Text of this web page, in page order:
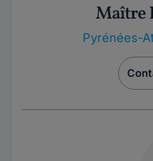
Maître
Pyrénées-